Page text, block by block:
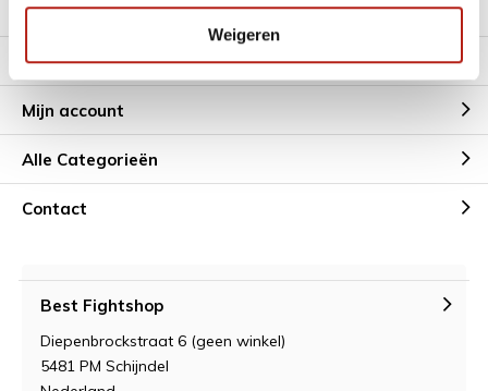
Weigeren
Meer informatie
Klantenservice
Mijn account
Alle Categorieën
Contact
Best Fightshop
Diepenbrockstraat 6 (geen winkel)
5481 PM Schijndel